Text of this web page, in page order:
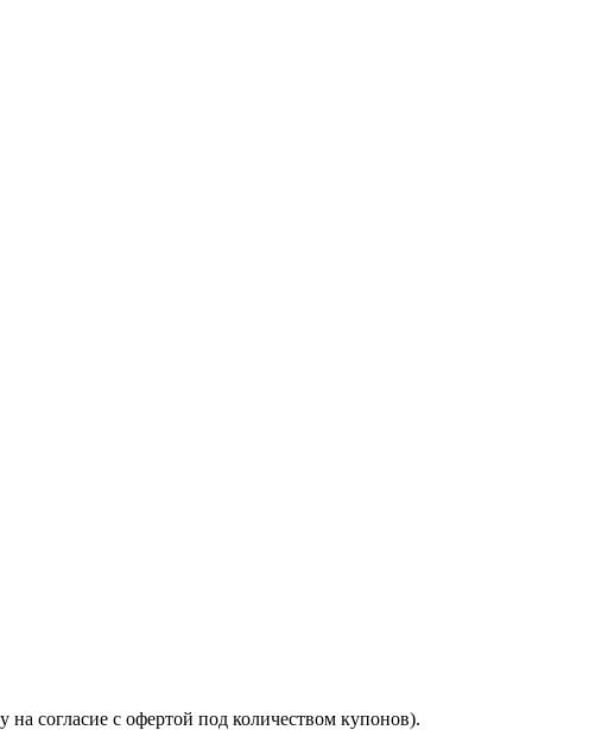
на согласие с офертой под количеством купонов).